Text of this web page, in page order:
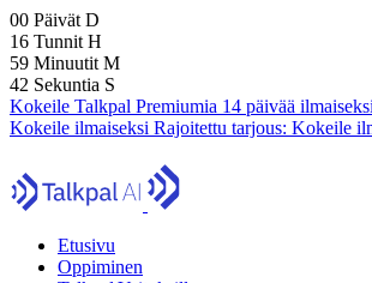
00 Päivät D
16 Tunnit H
59 Minuutit M
41 Sekuntia S
Kokeile Talkpal Premiumia 14 päivää ilmaiseksi
Kokeile ilmaiseksi Rajoitettu tarjous: Kokeile
Etusivu
Oppiminen